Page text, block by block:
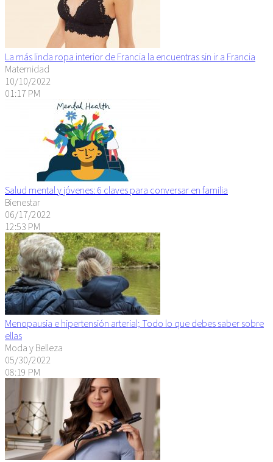
La más linda ropa interior de Francia la encuentras sin ir a Francia
Maternidad
10/10/2022
01:17 PM
Salud mental y jóvenes: 6 claves para conversar en familia
Bienestar
06/17/2022
12:53 PM
Menopausia e hipertensión arterial; Todo lo que debes saber sobre
ellas
Moda y Belleza
05/30/2022
08:19 PM